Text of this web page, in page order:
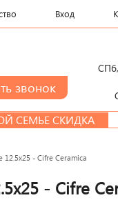
Вход
СКИДКА
12.5x25 - Cifre Ceramica
- Cifre